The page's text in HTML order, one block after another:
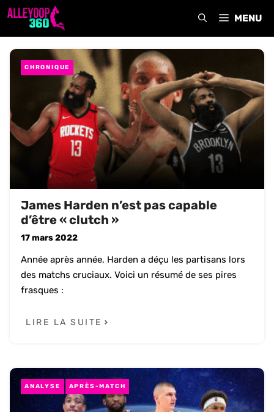
Aller
MENU
CHRONIQUE
James Harden n’est pas capable
d’être « clutch »
17 mars 2022
Année après année, Harden a déçu les partisans lors
des matchs cruciaux. Voici un résumé de ses pires
frasques :
LIRE LA SUITE
ANALYSE APRÈS-MATCH